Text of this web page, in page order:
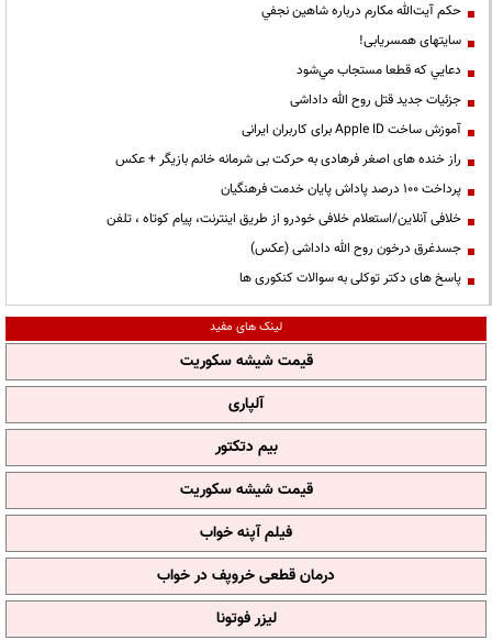
حكم آيت‌الله مكارم درباره شاهين نجفي
سایتهای همسریابی!
دعايي كه قطعا مستجاب مي‌شود
جزئیات جدید قتل روح الله داداشی
آموزش ساخت Apple ID برای کاربران ایرانی
راز خنده های اصغر فرهادی به حرکت بی شرمانه خانم بازیگر + عکس
پرداخت ۱۰۰ درصد پاداش پایان خدمت فرهنگیان
خلافی آنلاین/استعلام خلافی خودرو از طریق اینترنت، پیام کوتاه ، تلفن
جسدغرق درخون روح الله داداشی (عکس)
پاسخ های دکتر توکلی به سوالات کنکوری ها
لینک های مفید
قیمت شیشه سکوریت
آلپاری
بیم دتکتور
قیمت شیشه سکوریت
فیلم آپنه خواب
درمان قطعی خروپف در خواب
لیزر فوتونا